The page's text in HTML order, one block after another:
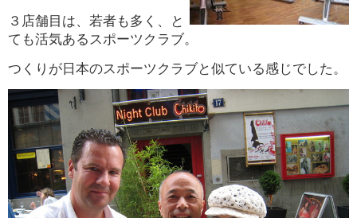
３店舗目は、若者も多く、と
ても活気あるスポーツクラブ。
つくりが日本のスポーツクラブと似ている感じでした。